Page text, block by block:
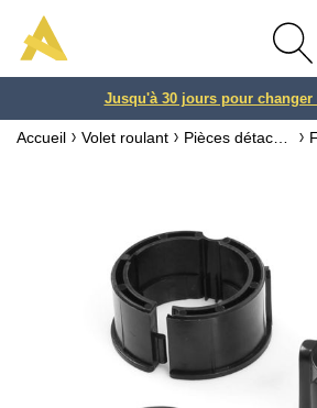
3 ou 4x
Jusqu'à 30 jours pour changer
Accueil Volet roulant